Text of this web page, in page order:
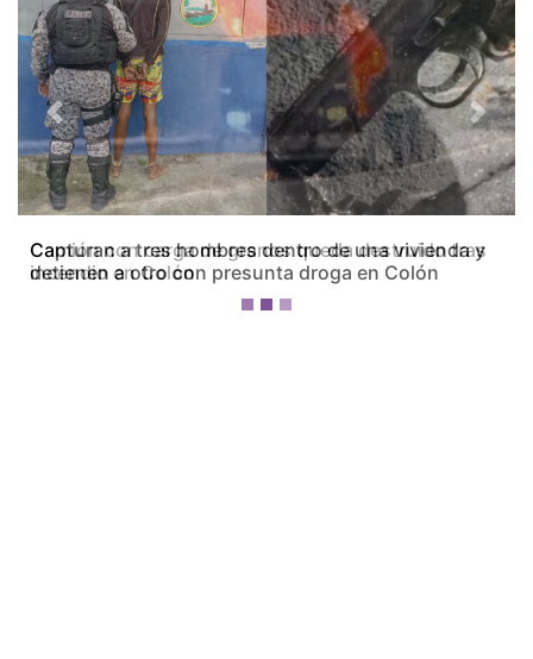
Camión con carga de granos queda destruido tras
incendio en Colón
Previous Next